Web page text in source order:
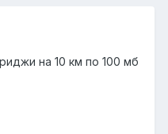
на 10 км по 100 мб